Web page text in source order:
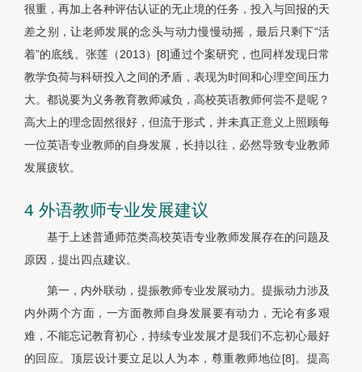
很重，再加上各种评估认证的无止境的任务，投入与回报的天
差之别，让老师发展的念头与动力慢慢动摇，最后只剩下“活
着”的底线。张莲（2013）[8]通过个案研究，也同样发现日常
教学负荷与科研投入之间的矛盾，表现为时间和心理空间压力
大。都说要为义务教育教师减负，高校英语教师何尝不是呢？
高大上的理念固然很好，但流于形式，并未真正意义上照顾每
一位英语专业教师的自身发展，长持以往，必然导致专业教师
发展疲软。
4 外语教师专业发展建议
基于上述普通师范类高校英语专业教师发展存在的问题及
原因，提出四点建议。
第一，内外联动，提振教师专业发展动力。提振动力涉及
内外两个方面，一方面教师自身发展要有动力，无论有多艰
难，不能忘记教育初心，持续专业发展才是我们不忘初心最好
的回应。顶层设计要立足以人为本，尊重教师地位[8]。提高